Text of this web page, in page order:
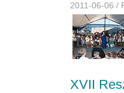
2011-06-06 /
XVII